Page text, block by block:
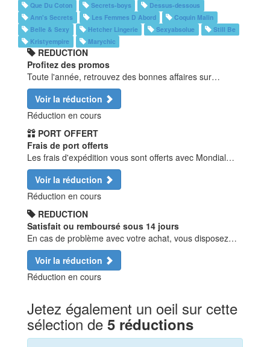
Que Du Coton
Secrets-boys
Dessus-dessous
Ann's Secrets
Les Femmes D Abord
Coquin Malin
Belle & Sexy
Hetcher Lingerie Sexyabsolue
Still Be
Kristyempire
Marychic
REDUCTION
Profitez des promos
Toute l'année, retrouvez des bonnes affaires sur…
Voir la réduction
Réduction en cours
PORT OFFERT
Frais de port offerts
Les frais d'expédition vous sont offerts avec Mondial…
Voir la réduction
Réduction en cours
REDUCTION
Satisfait ou remboursé sous 14 jours
En cas de problème avec votre achat, vous disposez…
Voir la réduction
Réduction en cours
Jetez également un oeil sur cette
sélection de 5 réductions